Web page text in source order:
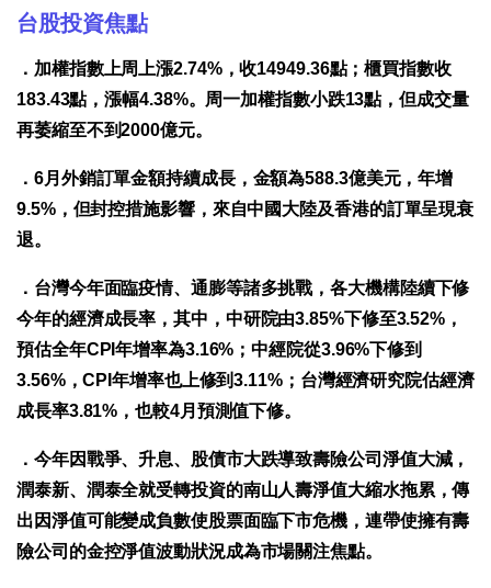
台股投資焦點
．加權指數上周上漲2.74%，收14949.36點；櫃買指數收
183.43點，漲幅4.38%。周一加權指數小跌13點，但成交量
再萎縮至不到2000億元。
．6月外銷訂單金額持續成長，金額為588.3億美元，年增
9.5%，但封控措施影響，來自中國大陸及香港的訂單呈現衰
退。
．台灣今年面臨疫情、通膨等諸多挑戰，各大機構陸續下修
今年的經濟成長率，其中，中研院由3.85%下修至3.52%，
預估全年CPI年增率為3.16%；中經院從3.96%下修到
3.56%，CPI年增率也上修到3.11%；台灣經濟研究院估經濟
成長率3.81%，也較4月預測值下修。
．今年因戰爭、升息、股債市大跌導致壽險公司淨值大減，
潤泰新、潤泰全就受轉投資的南山人壽淨值大縮水拖累，傳
出因淨值可能變成負數使股票面臨下市危機，連帶使擁有壽
險公司的金控淨值波動狀況成為市場關注焦點。